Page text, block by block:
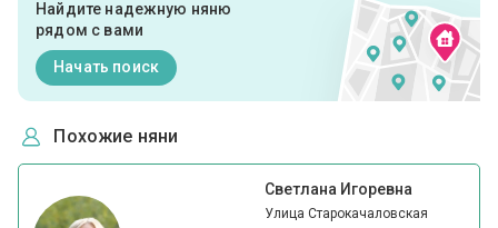
Найдите надежную няню
рядом с вами
Начать поиск
Похожие няни
Светлана Игоревна
Улица Старокачаловская